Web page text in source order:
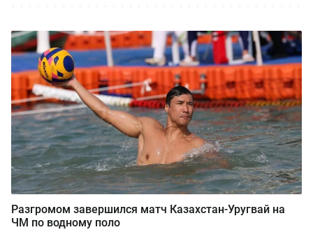
Разгромом завершился матч Казахстан-Уругвай на
ЧМ по водному поло